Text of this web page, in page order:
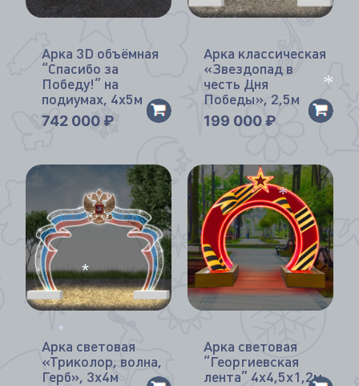
Арка 3D объёмная
“Спасибо за
Победу!” на
подиумах, 4х5м
742 000 ₽
Арка классическая
«Звездопад в
честь Дня
Победы», 2,5м
199 000₽
Арка световая
«Триколор, волна,
Герб», 3х4м
Арка световая
“Георгиевская
лента” 4х4,5х1,2м
*
*
*
*
*